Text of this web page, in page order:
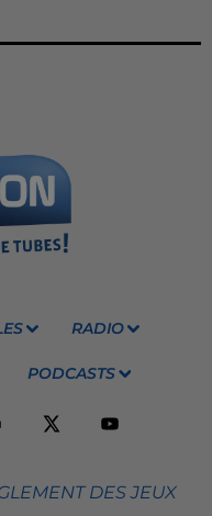
RADIO
PODCASTS
DES JEUX